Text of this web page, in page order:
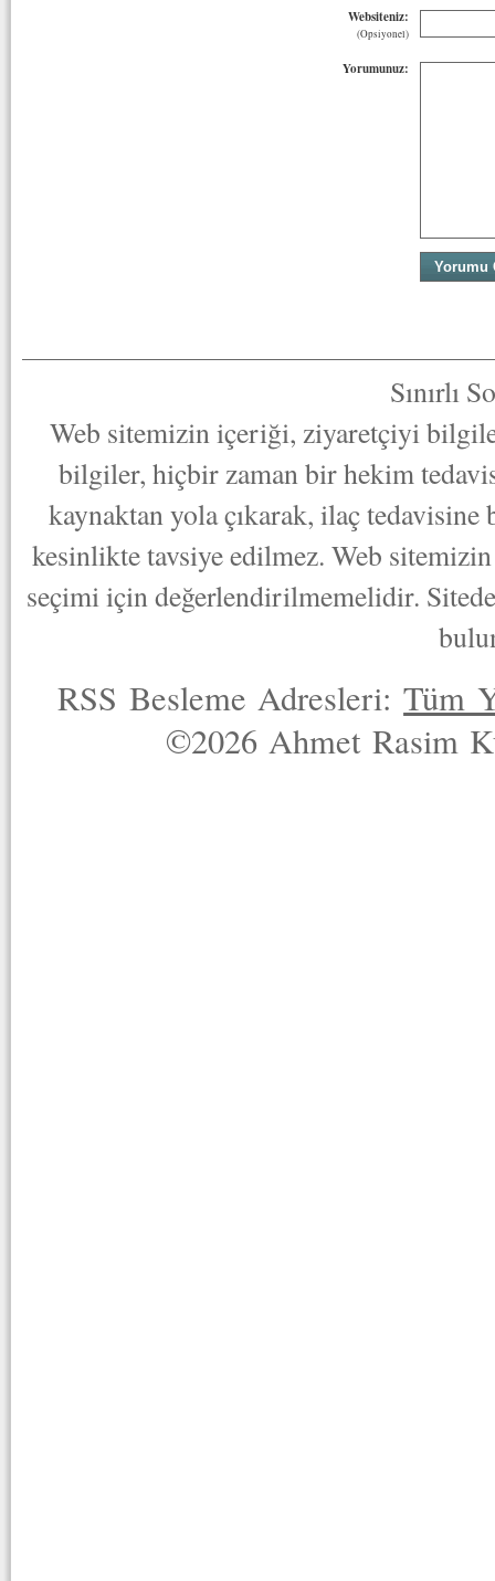
Websiteniz:
(Opsiyonel)
Yorumunuz:
Sınırlı
Web sitemizin içeriği, ziyaretçiyi
bilgiler, hiçbir zaman bir hekim
kaynaktan yola çıkarak, ilaç
kesinlikte tavsiye edilmez. Web
seçimi için değerlendirilmemelidir.
RSS Besleme Adresleri:Tüm
©2026 Ahmet Rasim